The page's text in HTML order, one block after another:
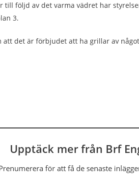
till följd av det varma vädret har
3.
det är förbjudet att ha grillar av
Upptäck mer från Brf
för att få de senaste